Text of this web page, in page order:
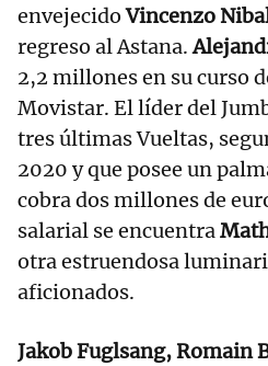
envejecidoVincenzo
regreso al Astana.
2,2 millones en su curso
Movistar. El líder del
tres últimas Vueltas,
2020 y que posee un
cobra dos millones de
salarial se encuentra
otra estruendosa
aficionados.
Jakob Fuglsang, Romain